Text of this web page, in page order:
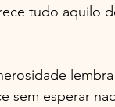
tudo aquilo
sem esperar